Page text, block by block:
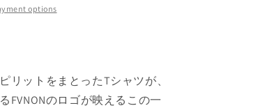
options
リットをまとったTシャツが、
FVNONのロゴが映えるこの一